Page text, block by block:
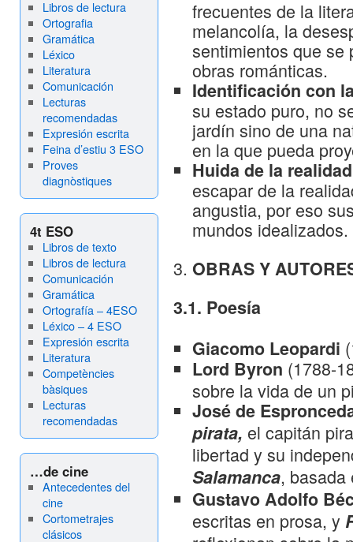
Libros de lectura
Ortografia
Gramática
Léxico
Literatura
Comunicación
Lecturas
recomendadas
Expresión escrita
Feina d’estiu 3 ESO
Proves
diagnòstiques
4t ESO
Libros de texto
Libros de lectura
Comunicación
Gramática
Ortografía – 4ESO
Léxico – 4 ESO
Expresión escrita
Literatura
Competències
bàsiques
Lecturas
recomendadas
…de cine
Antecedentes del
cine
Cortometrajes
clásicos
frecuentes de la
melancolía, la
sentimientos que se
obras románticas.
Identificación con
su estado puro, no
jardín sino de una
en la que pueda
Huida de la realidad
escapar de la
angustia, por eso
mundos idealizados.
OBRAS Y
3.1. Poesía
Giacomo Leopardi
Lord Byron (1788-
sobre la vida de un
José de
pirata, el capitán
libertad y su
Salamanca, basada
Gustavo Adolfo
escritas en prosa, y